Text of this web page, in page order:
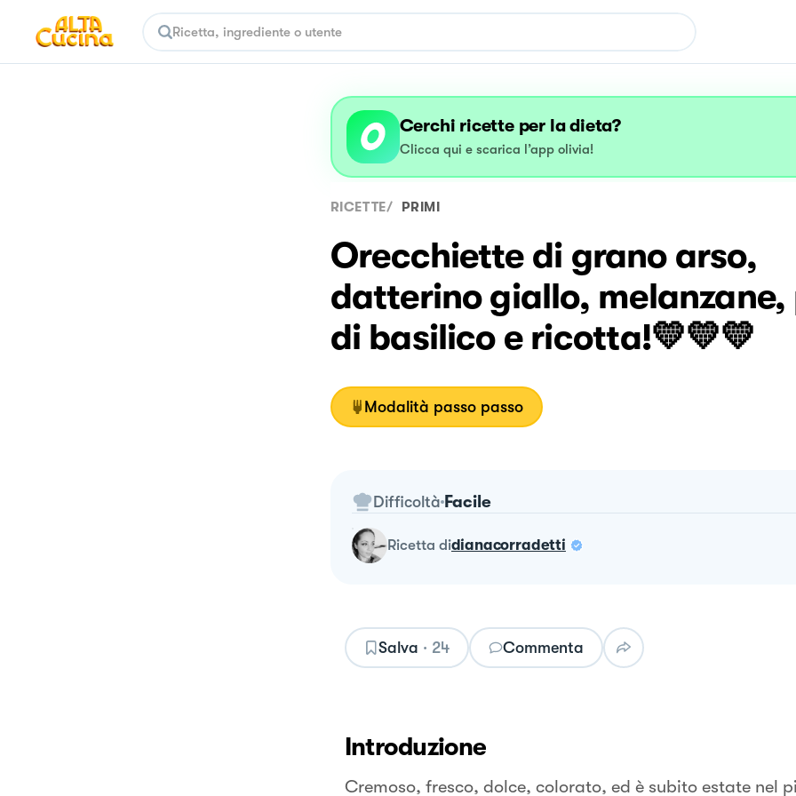
Cerchi ricette per la dieta?
Clicca qui e scarica l’app olivia!
RICETTE/ PRIMI
Orecchiette di grano arso,
datterino giallo, melanzane,
di basilico e ricotta!💛💛💛
Modalità passo passo
Difficoltà Facile
ricetta didianacorradetti
Salva · 24 Commenta
Introduzione
Cremoso, fresco, dolce, colorato, ed è subito estate nel